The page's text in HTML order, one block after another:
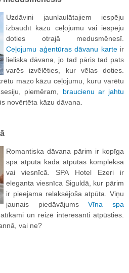
Uzdāvini jaunlaulātajiem iespēju
izbaudīt kāzu ceļojumu vai iespēju
doties otrajā medusmēnesī.
Ceļojumu aģentūras dāvanu karteir
lieliska dāvana, jo tad pāris tad pats
varēs izvēlēties, kur vēlas doties.
mazo kāzu ceļojumu, kuru varētu
piemēram, braucienu ar jahtu
novērtēta kāzu dāvana.
Romantiska dāvana pārim ir kopīga
spa atpūta kādā atpūtas kompleksā
vai viesnīcā. SPA Hotel Ezeri ir
eleganta viesnīca Siguldā, kur pārim
ir pieejama relaksējoša atpūta. Viņu
jaunais piedāvājumsVīna spa
un reizē interesanti atpūsties.
vai ne?